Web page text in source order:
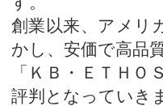
創業以来、アメリ
かし、安価で高品
「ＫＢ・ＥＴＨ
評判となっていき